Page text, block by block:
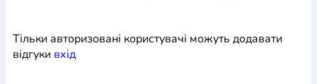
Тільки авторизовані користувачі можуть додавати
відгуки вхiд